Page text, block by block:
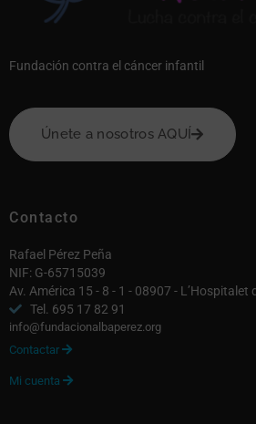
Fundación contra el cáncer infantil
Únete a nosotros AQUÍ
Contacto
Rafael Pérez Peña
NIF: G-65715039
Av. América 15 - 8 - 1 - 08907 -
Tel. 695 17 82 91
info@fundacionalbaperez.org
Contactar 
Mi cuenta 